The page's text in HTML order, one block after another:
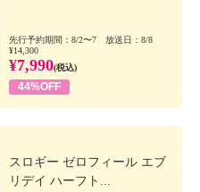
先行予約期間：8/2〜7 放送日：8/8
¥14,300
¥7,990(税込)
44%OFF
スロギー ゼロフィール エブ
リデイ ハーフト...